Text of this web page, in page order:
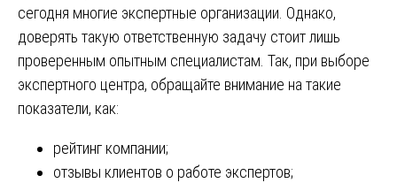
сегодня многие экспертные организации. Однако,
доверять такую ответственную задачу стоит лишь
проверенным опытным специалистам. Так, при выборе
экспертного центра, обращайте внимание на такие
показатели, как:
рейтинг компании;
отзывы клиентов о работе экспертов;